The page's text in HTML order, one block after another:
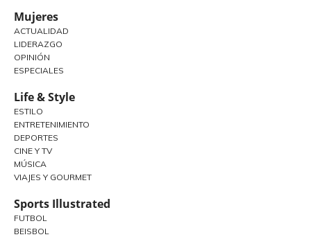
Mujeres
ACTUALIDAD
LIDERAZGO
OPINIÓN
ESPECIALES
Life & Style
ESTILO
ENTRETENIMIENTO
DEPORTES
CINE Y TV
MÚSICA
VIAJES Y GOURMET
Sports Illustrated
FUTBOL
BEISBOL